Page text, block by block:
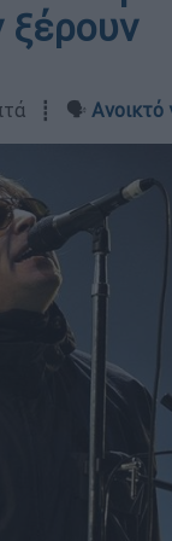
ξέρουν
┋ 🗣️ Ανοικτό